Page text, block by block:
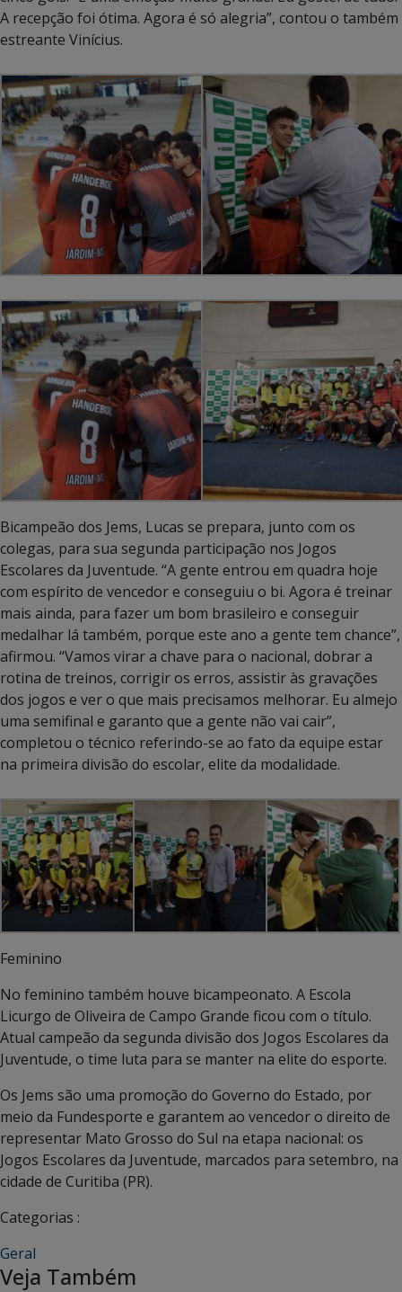
A recepção foi ótima. Agora é só alegria”, contou o também
estreante Vinícius.
Bicampeão dos Jems, Lucas se prepara, junto com os
colegas, para sua segunda participação nos Jogos
Escolares da Juventude. “A gente entrou em quadra hoje
com espírito de vencedor e conseguiu o bi. Agora é treinar
mais ainda, para fazer um bom brasileiro e conseguir
medalhar lá também, porque este ano a gente tem chance”,
afirmou. “Vamos virar a chave para o nacional, dobrar a
rotina de treinos, corrigir os erros, assistir às gravações
dos jogos e ver o que mais precisamos melhorar. Eu almejo
uma semifinal e garanto que a gente não vai cair”,
completou o técnico referindo-se ao fato da equipe estar
na primeira divisão do escolar, elite da modalidade.
Feminino
No feminino também houve bicampeonato. A Escola
Licurgo de Oliveira de Campo Grande ficou com o título.
Atual campeão da segunda divisão dos Jogos Escolares da
Juventude, o time luta para se manter na elite do esporte.
Os Jems são uma promoção do Governo do Estado, por
meio da Fundesporte e garantem ao vencedor o direito de
representar Mato Grosso do Sul na etapa nacional: os
Jogos Escolares da Juventude, marcados para setembro, na
cidade de Curitiba (PR).
Categorias :
Geral
Veja Também